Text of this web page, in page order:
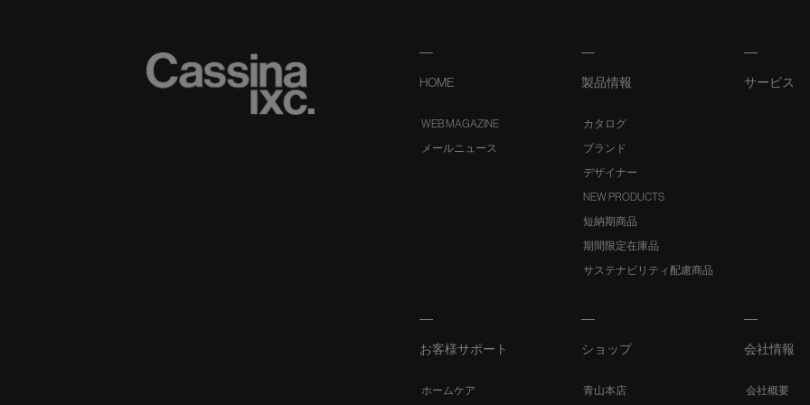
HOME
WEB MAGAZINE
メールニュース
製品情報
カタログ
ブランド
デザイナー
NEW PRODUCTS
短納期商品
期間限定在庫品
サステナビリティ配慮商品
サービス
お客様サポート
ホームケア
ショップ
青山本店
会社情報
会社概要